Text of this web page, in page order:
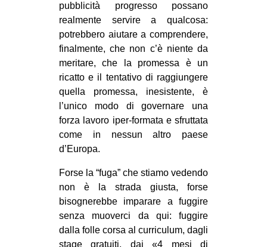
pubblicità progresso possano
realmente servire a qualcosa:
potrebbero aiutare a comprendere,
finalmente, che non c’è niente da
meritare, che la promessa è un
ricatto e il tentativo di raggiungere
quella promessa, inesistente, è
l’unico modo di governare una
forza lavoro iper-formata e sfruttata
come in nessun altro paese
d’Europa.
Forse la “fuga” che stiamo vedendo
non è la strada giusta, forse
bisognerebbe imparare a fuggire
senza muoverci da qui: fuggire
dalla folle corsa al curriculum, dagli
stage gratuiti, dai «4 mesi di